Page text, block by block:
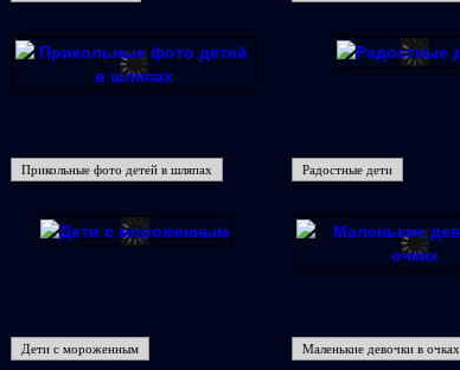
Прикольные фото детей в шляпах Радостные дети
Дети с мороженным Маленькие девочки в очках